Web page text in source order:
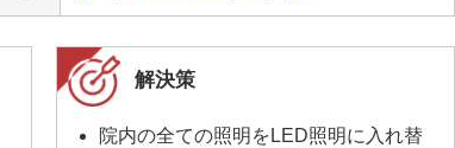
解決策
院内の全ての照明をLED照明に入れ替